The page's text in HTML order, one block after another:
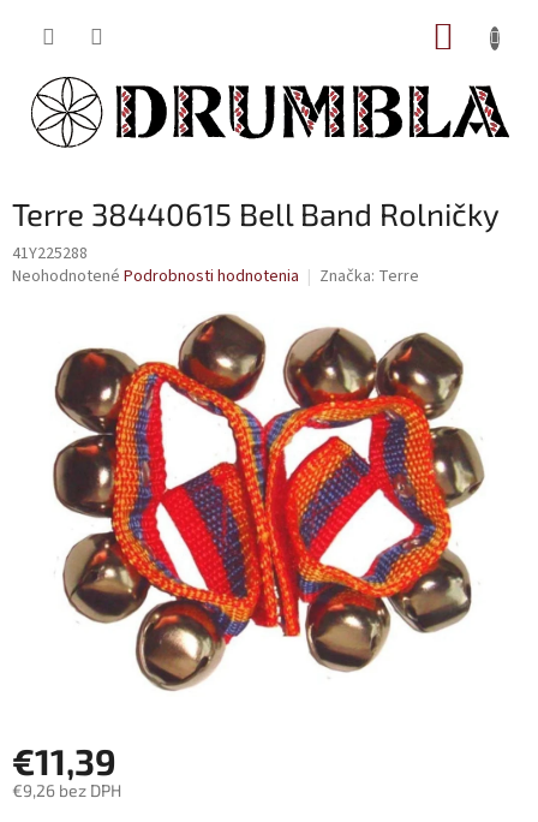
Terre 38440615 Bell Band Rolničky
41Y225288
Priemerné
hviezdičiek.
Neohodnotené Podrobnosti hodnotenia Značka: Terre
€11,39
€9,26 bez DPH